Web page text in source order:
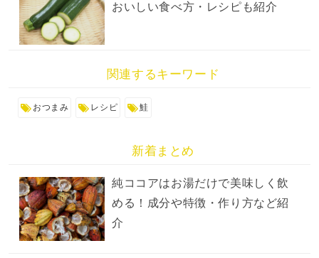
おいしい食べ方・レシピも紹介
関連するキーワード
おつまみ レシピ 鮭
新着まとめ
純ココアはお湯だけで美味しく飲
める！成分や特徴・作り方など紹
介